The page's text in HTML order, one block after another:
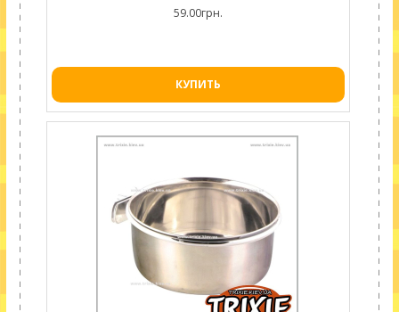
59.00грн.
КУПИТЬ